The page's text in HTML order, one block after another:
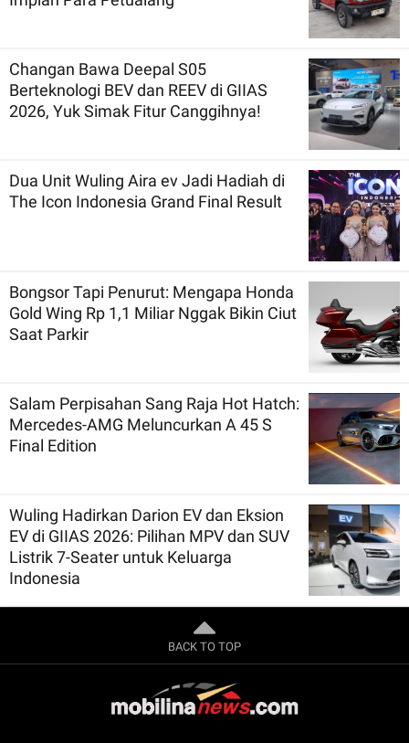
Changan Bawa Deepal S05
Berteknologi BEV dan REEV di GIIAS
2026, Yuk Simak Fitur Canggihnya!
Dua Unit Wuling Aira ev Jadi Hadiah di
The Icon Indonesia Grand Final Result
Bongsor Tapi Penurut: Mengapa Honda
Gold Wing Rp 1,1 Miliar Nggak Bikin Ciut
Saat Parkir
Salam Perpisahan Sang Raja Hot Hatch:
Mercedes-AMG Meluncurkan A 45 S
Final Edition
Wuling Hadirkan Darion EV dan Eksion
EV di GIIAS 2026: Pilihan MPV dan SUV
Listrik 7-Seater untuk Keluarga
Indonesia
BACK TO TOP